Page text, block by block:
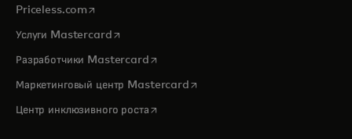
Priceless.com opens in a new tab
Услуги Mastercardopens in a new tab
Разработчики Mastercardopens in a new tab
Маркетинговый центр Mastercardopens in a new tab
Центр инклюзивного ростаopens in a new tab